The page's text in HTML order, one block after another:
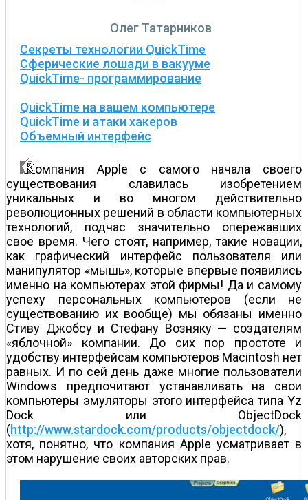
Олег Татарников
Секреты технологии QuickTime
Сферические лошади в вакууме
QuickTime- программирование
QuickTime на вашем компьютере
QuickTime и атаки хакеров
Объемный интерфейс
омпания Apple с самого начала своего
существования славилась изобретением
уникальных и во многом действительно
революционных решений в области компьютерных
технологий, подчас значительно опережавших
свое время. Чего стоят, например, такие новации,
как графический интерфейс пользователя или
манипулятор «мышь», которые впервые появились
именно на компьютерах этой фирмы! Да и самому
успеху персональных компьютеров (если не
существованию их вообще) мы обязаны именно
Стиву Джобсу и Стефану Возняку — создателям
«яблочной» компании. До сих пор простоте и
удобству интерфейсам компьютеров Macintosh нет
равных. И по сей день даже многие пользователи
Windows предпочитают устанавливать на свои
компьютеры эмуляторы этого интерфейса типа Yz
Dock или ObjectDock
(http://www.stardock.com/products/objectdock/),
хотя, понятно, что компания Apple усматривает в
этом нарушение своих авторских прав.